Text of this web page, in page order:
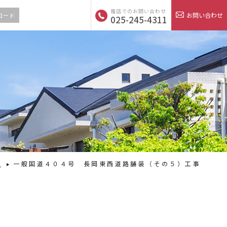
電話でのお問い合わせ
025-245-4311 お問い合わせ
ード
一般国道４０４号 長岡東西道路舗装（その５）工事